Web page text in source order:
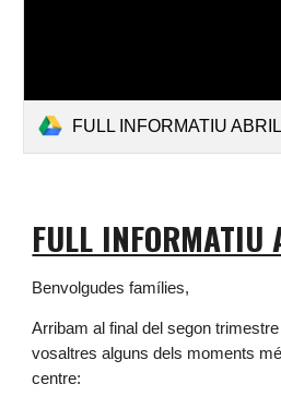
FULL INFORMATIU
FULL
Benvolgudes famílies,
Arribam al final del segon
vosaltres alguns dels moments
centre: